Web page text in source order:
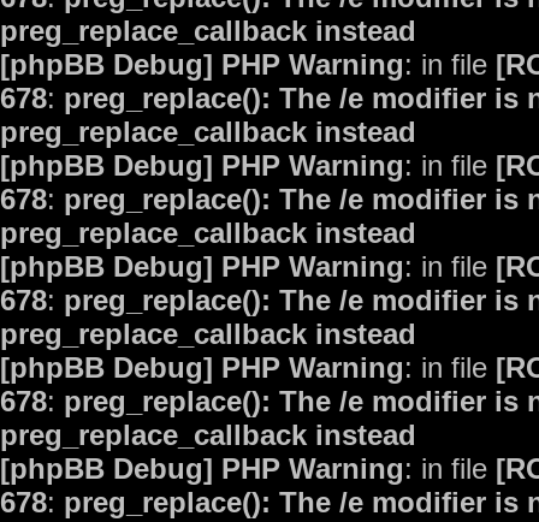
preg_replace_callback instead
[phpBB Debug] PHP Warning: in file
678: preg_replace(): The /e modifier is
preg_replace_callback instead
[phpBB Debug] PHP Warning: in file
678: preg_replace(): The /e modifier is
preg_replace_callback instead
[phpBB Debug] PHP Warning: in file
678: preg_replace(): The /e modifier is
preg_replace_callback instead
[phpBB Debug] PHP Warning: in file
678: preg_replace(): The /e modifier is
preg_replace_callback instead
[phpBB Debug] PHP Warning: in file
678: preg_replace(): The /e modifier is